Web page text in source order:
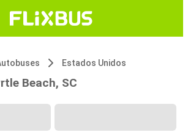
Estados Unidos
Beach, SC